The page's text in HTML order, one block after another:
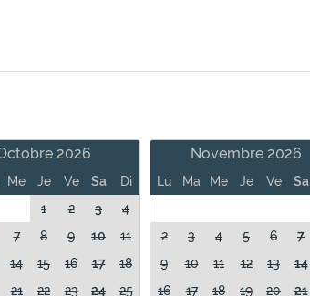
2026
Me Je Ve Sa
Di
1
2 3
4
7 8 9 10
11
14 15 16 17
18
21 22 23 24
25
Novembre 2026
Lu Ma Me Je Ve Sa
2
3 4 5 6 7
9
10 11 12 13 14
16
17 18 19 20 21